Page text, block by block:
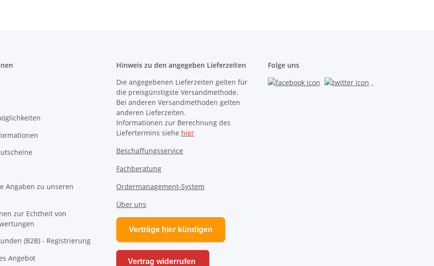
Angaben zu unseren
zur Echtheit von
(B2B) - Registrierung
Angebot
Hinweis zu den angegeben Lieferzeiten
Die angegebenen Lieferzeiten gelten für
die preisgünstigste Versandmethode.
Bei anderen Versandmethoden gelten
anderen Lieferzeiten.
Informationen zur Berechnung des
Liefertermins siehe hier
Beschaffungsservice
Fachberatung
Ordermanagement-System
Über uns
Verträge hier kündigen
Vertrag widerrufen
Folge uns